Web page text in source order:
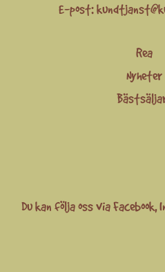
E-post:
Rea
Nyheter
Du kan följa oss viaFacebook,